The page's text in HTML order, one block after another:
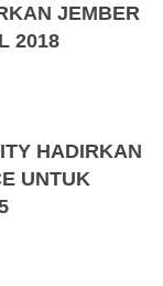
JEMBER
2018
HADIRKAN
UNTUK